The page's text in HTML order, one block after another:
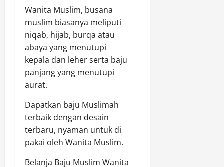
Wanita Muslim, busana
muslim biasanya meliputi
niqab, hijab, burqa atau
abaya yang menutupi
kepala dan leher serta baju
panjang yang menutupi
aurat.
Dapatkan baju Muslimah
terbaik dengan desain
terbaru, nyaman untuk di
pakai oleh Wanita Muslim.
Belanja Baju Muslim Wanita